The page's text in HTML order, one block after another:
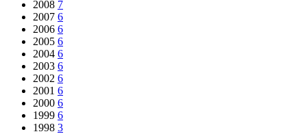
2008 7
2007 6
2006 6
2005 6
2004 6
2003 6
2002 6
2001 6
2000 6
1999 6
1998 3